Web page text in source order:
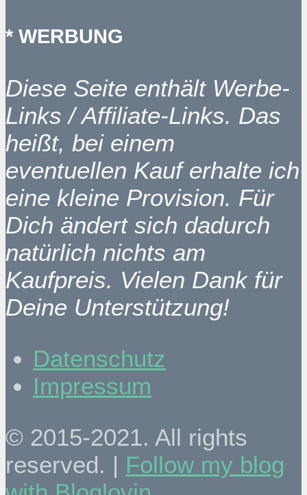
* WERBUNG
Diese Seite enthält Werbe-
Links / Affiliate-Links. Das
heißt, bei einem
eventuellen Kauf erhalte ich
eine kleine Provision. Für
Dich ändert sich dadurch
natürlich nichts am
Kaufpreis. Vielen Dank für
Deine Unterstützung!
Datenschutz
Impressum
© 2015-2021. All rights
reserved. | Follow my blog